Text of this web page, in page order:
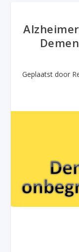
Geplaatst door